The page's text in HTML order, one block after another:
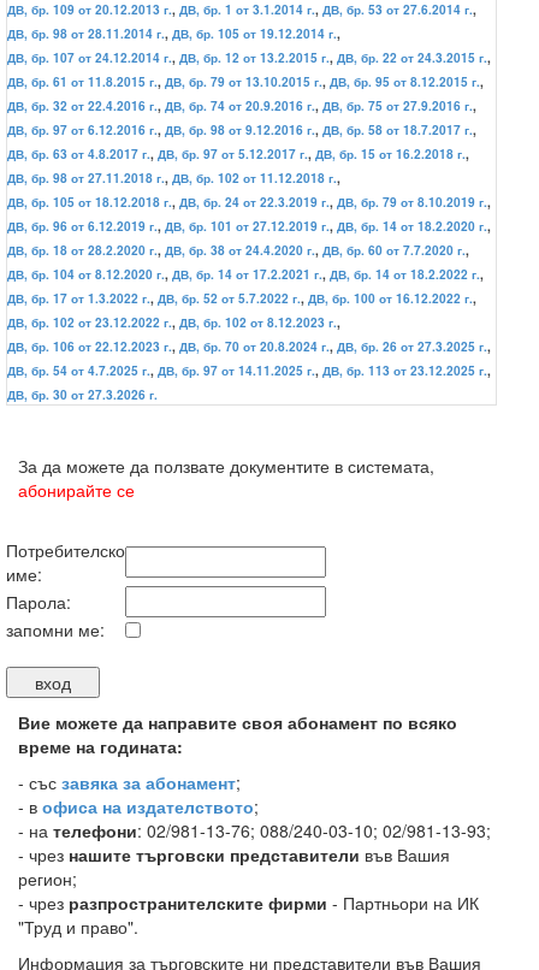
ДВ, бр. 109 от 20.12.2013 г., ДВ, бр. 1 от 3.1.2014 г., ДВ, бр. 53 от 27.6.2014 г.,
ДВ, бр. 98 от 28.11.2014 г., ДВ, бр. 105 от 19.12.2014 г.,
ДВ, бр. 107 от 24.12.2014 г., ДВ, бр. 12 от 13.2.2015 г., ДВ, бр. 22 от 24.3.2015 г.,
ДВ, бр. 61 от 11.8.2015 г., ДВ, бр. 79 от 13.10.2015 г., ДВ, бр. 95 от 8.12.2015 г.,
ДВ, бр. 32 от 22.4.2016 г., ДВ, бр. 74 от 20.9.2016 г., ДВ, бр. 75 от 27.9.2016 г.,
ДВ, бр. 97 от 6.12.2016 г., ДВ, бр. 98 от 9.12.2016 г., ДВ, бр. 58 от 18.7.2017 г.,
ДВ, бр. 63 от 4.8.2017 г., ДВ, бр. 97 от 5.12.2017 г., ДВ, бр. 15 от 16.2.2018 г.,
ДВ, бр. 98 от 27.11.2018 г., ДВ, бр. 102 от 11.12.2018 г.,
ДВ, бр. 105 от 18.12.2018 г., ДВ, бр. 24 от 22.3.2019 г., ДВ, бр. 79 от 8.10.2019 г.,
ДВ, бр. 96 от 6.12.2019 г., ДВ, бр. 101 от 27.12.2019 г., ДВ, бр. 14 от 18.2.2020 г.,
ДВ, бр. 18 от 28.2.2020 г., ДВ, бр. 38 от 24.4.2020 г., ДВ, бр. 60 от 7.7.2020 г.,
ДВ, бр. 104 от 8.12.2020 г., ДВ, бр. 14 от 17.2.2021 г., ДВ, бр. 14 от 18.2.2022 г.,
ДВ, бр. 17 от 1.3.2022 г., ДВ, бр. 52 от 5.7.2022 г., ДВ, бр. 100 от 16.12.2022 г.,
ДВ, бр. 102 от 23.12.2022 г., ДВ, бр. 102 от 8.12.2023 г.,
ДВ, бр. 106 от 22.12.2023 г., ДВ, бр. 70 от 20.8.2024 г., ДВ, бр. 26 от 27.3.2025 г.,
ДВ, бр. 54 от 4.7.2025 г., ДВ, бр. 97 от 14.11.2025 г., ДВ, бр. 113 от 23.12.2025 г.,
ДВ, бр. 30 от 27.3.2026 г.
За да можете да ползвате документите в системата,
абонирайте се
Потребителско
име:
Парола:
запомни ме:
Вие можете да направите своя абонамент по всяко
време на годината:
- със завяка за абонамент;
- в офиса на издателството;
- на телефони: 02/981-13-76; 088/240-03-10; 02/981-13-93;
- чрез нашите търговски представители във Вашия
регион;
- чрез разпространителските фирми - Партньори на ИК
"Труд и право".
Информация за търговските ни представители във Вашия